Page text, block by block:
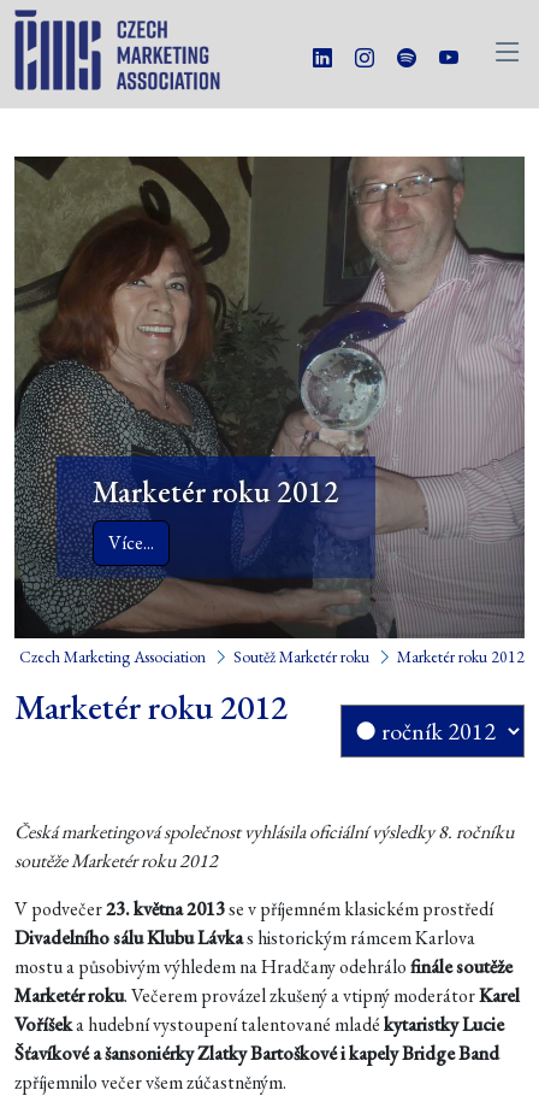
Marketér roku 2012
Více...
Czech Marketing Association Soutěž Marketér roku Marketér roku 2012
Marketér roku 2012
Česká marketingová společnost vyhlásila oficiální výsledky 8. ročníku
soutěže Marketér roku 2012
V podvečer23. května 2013se v příjemném klasickém prostředí
Divadelního sálu Klubu Lávkas historickým rámcem Karlova
mostu a působivým výhledem na Hradčany odehrálofinále soutěže
Marketér roku. Večerem provázel zkušený a vtipný moderátorKarel
Voříšeka hudební vystoupení talentované mladékytaristky Lucie
Šťavíkové a šansoniérky Zlatky Bartoškové i kapely Bridge Band
zpříjemnilo večer všem zúčastněným.